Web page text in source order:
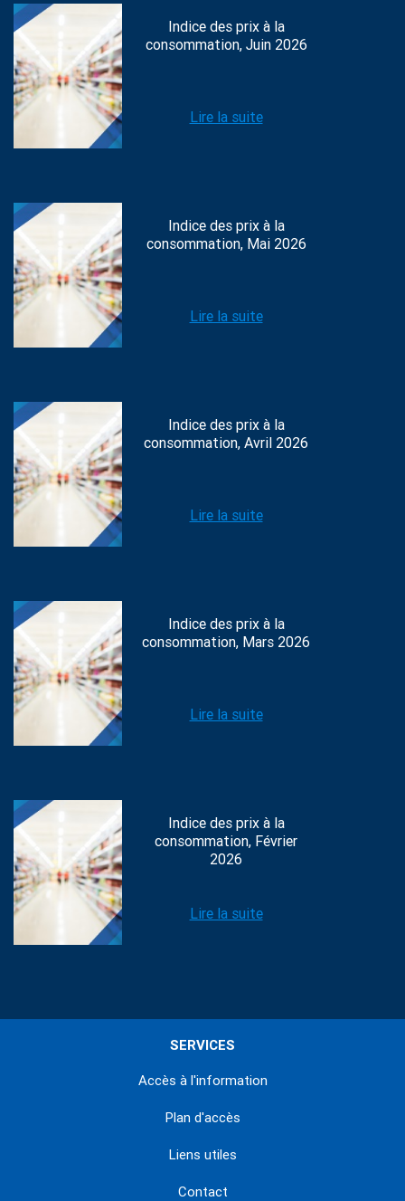
Indice des prix à la
consommation, Juin 2026
Lire la suite
Indice des prix à la
consommation, Mai 2026
Lire la suite
Indice des prix à la
consommation, Avril 2026
Lire la suite
Indice des prix à la
consommation, Mars 2026
Lire la suite
Indice des prix à la
consommation, Février
2026
Lire la suite
SERVICES
Accès à l'information
Plan d'accès
Liens utiles
Contact